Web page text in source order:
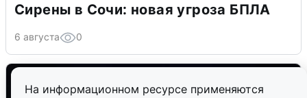
На информационном ресурсе применяются
Сирены в Сочи: новая угроза БПЛА
6 августа 0